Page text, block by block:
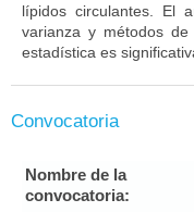
lípidos circulantes. El
varianza y métodos
estadística es
Convocatoria
Nombre de la
convocatoria: